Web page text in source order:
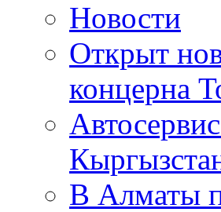
Новости
Открыт
концерна
В Алматы